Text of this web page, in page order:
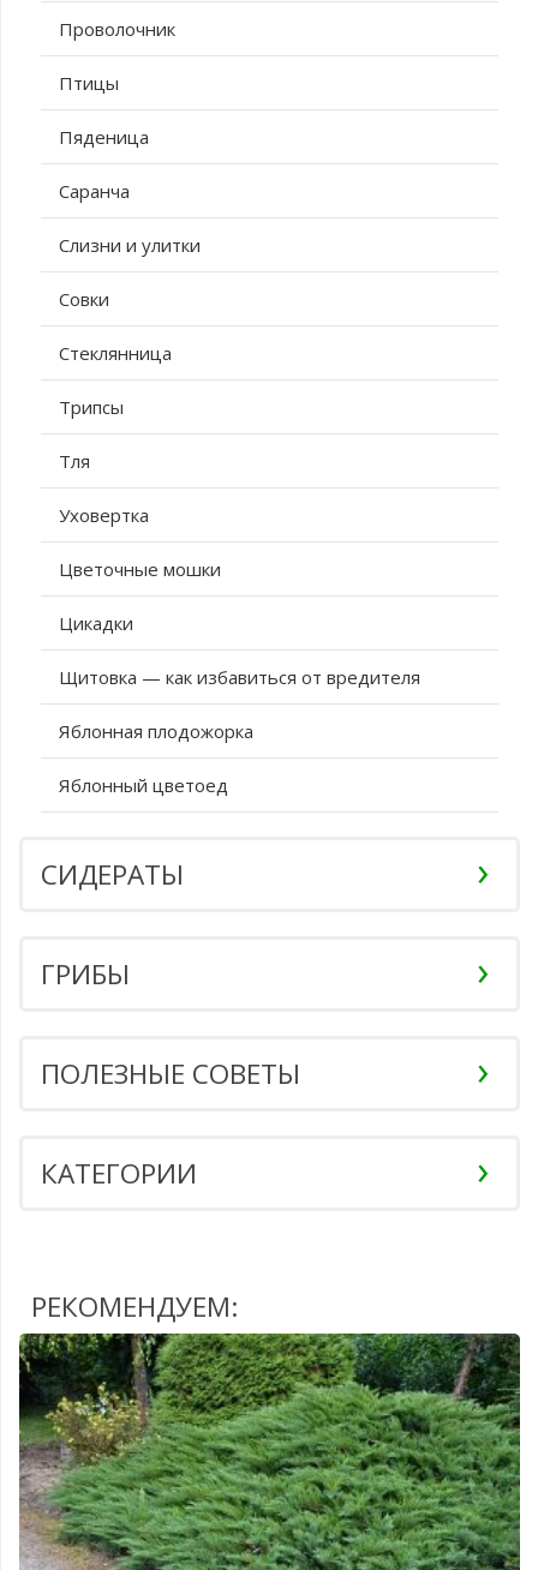
Проволочник
Птицы
Пяденица
Саранча
Слизни и улитки
Совки
Стеклянница
Трипсы
Тля
Уховертка
Цветочные мошки
Цикадки
Щитовка — как избавиться от вредителя
Яблонная плодожорка
Яблонный цветоед
СИДЕРАТЫ
ГРИБЫ
ПОЛЕЗНЫЕ СОВЕТЫ
КАТЕГОРИИ
РЕКОМЕНДУЕМ: